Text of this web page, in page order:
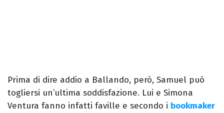
Prima di dire addio a Ballando, però, Samuel può
togliersi un’ultima soddisfazione. Lui e Simona
Ventura fanno infatti faville e secondo i bookmaker